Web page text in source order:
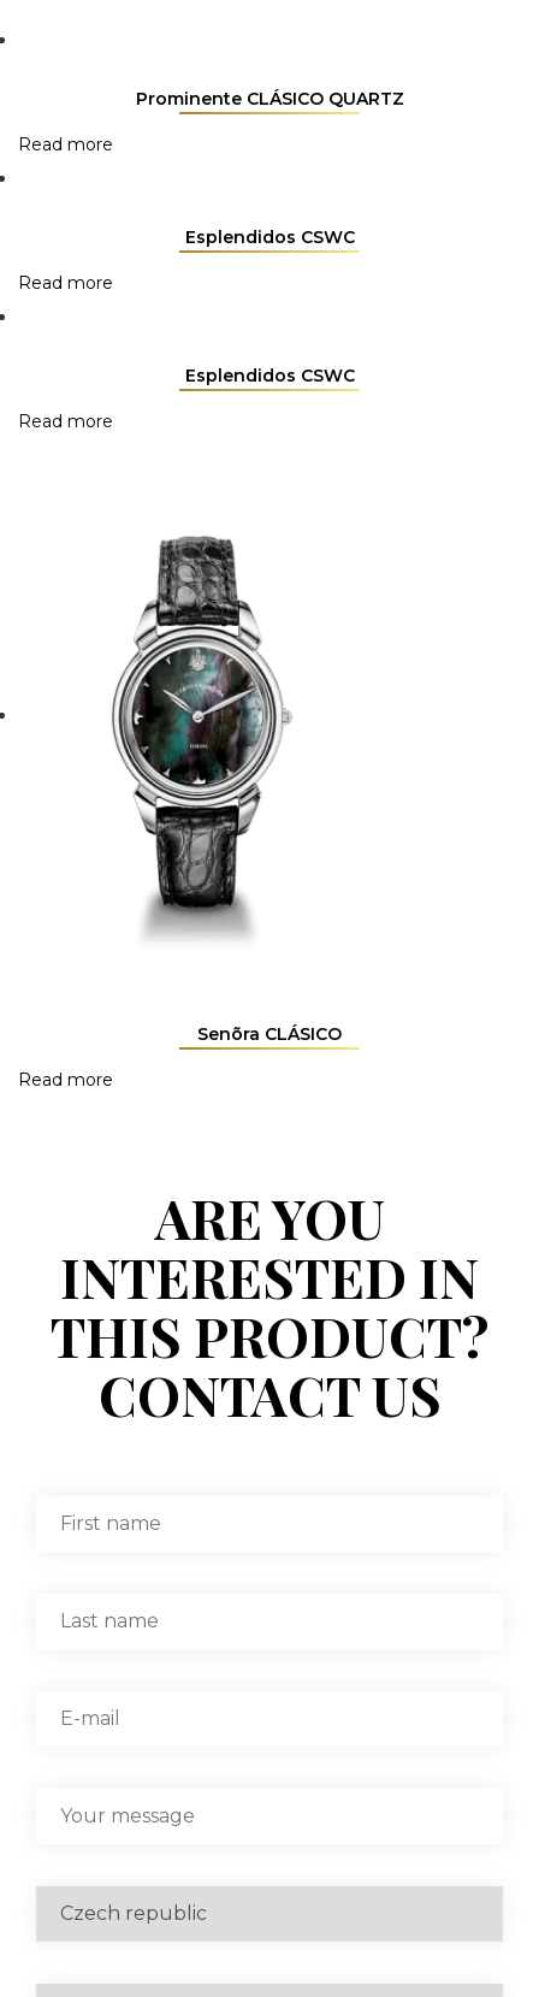
Prominente CLÁSICO QUARTZ
Read more
Esplendidos CSWC
Read more
Esplendidos CSWC
Read more
Senõra CLÁSICO
Read more
ARE YOU
INTERESTED IN
THIS PRODUCT?
CONTACT US